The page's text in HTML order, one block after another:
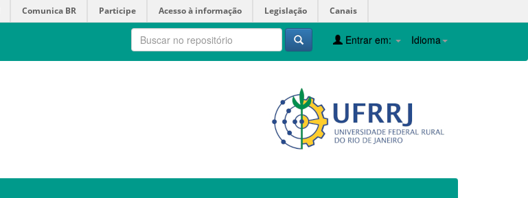
Comunica BR Participe Acesso à informação Legislação Canais
Idioma
Entrar em: